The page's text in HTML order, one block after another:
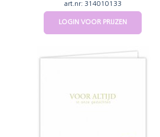
art.nr: 314010133
LOGIN VOOR PRIJZEN